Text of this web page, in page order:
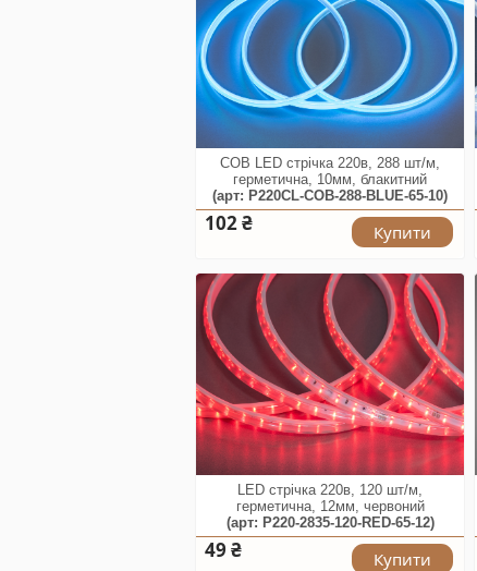
COB LED стрічка 220в, 288 шт/м,
герметична, 10мм, блакитний
(арт: P220CL-COB-288-BLUE-65-10)
102 ₴ Купити
LED стрічка 220в, 120 шт/м,
герметична, 12мм, червоний
(арт: P220-2835-120-RED-65-12)
49 ₴ Купити